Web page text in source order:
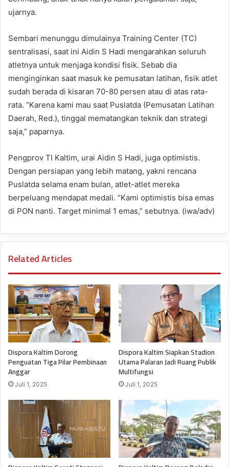
ujarnya.
Sembari menunggu dimulainya Training Center (TC)
sentralisasi, saat ini Aidin S Hadi mengarahkan seluruh
atletnya untuk menjaga kondisi fisik. Sebab dia
menginginkan saat masuk ke pemusatan latihan, fisik atlet
sudah berada di kisaran 70-80 persen atau di atas rata-
rata. “Karena kami mau saat Puslatda (Pemusatan Latihan
Daerah, Red.), tinggal mematangkan teknik dan strategi
saja,” paparnya.
Pengprov TI Kaltim, urai Aidin S Hadi, juga optimistis.
Dengan persiapan yang lebih matang, yakni rencana
Puslatda selama enam bulan, atlet-atlet mereka
berpeluang mendapat medali. “Kami optimistis bisa emas
di PON nanti. Target minimal 1 emas,” sebutnya. (iwa/adv)
Related Articles
Dispora Kaltim Dorong
Penguatan Tiga Pilar Pembinaan
Anggar
Juli 1, 2025
Dispora Kaltim Siapkan Stadion
Utama Palaran Jadi Ruang Publik
Multifungsi
Juli 1, 2025